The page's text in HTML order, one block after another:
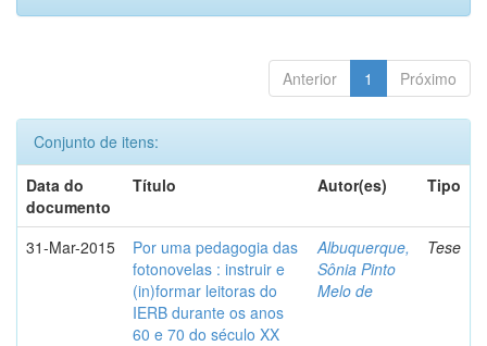
Anterior 1 Próximo
Conjunto de itens:
Data do
documento
Título Autor(es) Tipo
31-Mar-2015
Por uma pedagogia das
fotonovelas : instruir e
(in)formar leitoras do
IERB durante os anos
60 e 70 do século XX
Albuquerque,
Sônia Pinto
Melo de
Tese